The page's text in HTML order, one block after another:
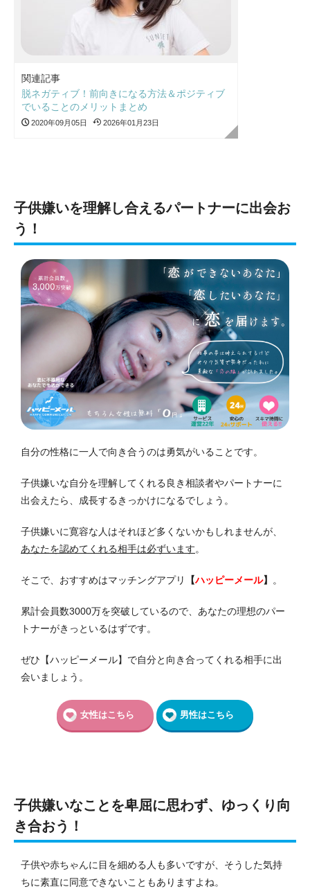
関連記事
脱ネガティブ！前向きになる方法＆ポジティブ
でいることのメリットまとめ
2020年09月05日 2026年01月23日
子供嫌いを理解し合えるパートナーに出会お
う！
自分の性格に一人で向き合うのは勇気がいることです。
子供嫌いな自分を理解してくれる良き相談者やパートナーに
出会えたら、成長するきっかけになるでしょう。
子供嫌いに寛容な人はそれほど多くないかもしれませんが、
あなたを認めてくれる相手は必ずいます。
そこで、おすすめはマッチングアプリ 【ハッピーメール】 。
累計会員数3000万を突破しているので、あなたの理想のパー
トナーがきっといるはずです。
ぜひ【ハッピーメール】で自分と向き合ってくれる相手に出
会いましょう。
女性はこちら 男性はこちら
子供嫌いなことを卑屈に思わず、ゆっくり向
き合おう！
子供や赤ちゃんに目を細める人も多いですが、そうした気持
ちに素直に同意できないこともありますよね。